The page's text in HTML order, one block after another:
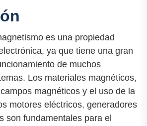
es una propiedad
ya que tiene una gran
de muchos
Los materiales magnéticos,
magnéticos y el uso de la
motores eléctricos, generadores
son fundamentales para el